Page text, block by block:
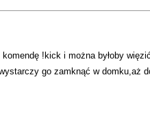
!kick i można byłoby
go zamknąć w domku,aż